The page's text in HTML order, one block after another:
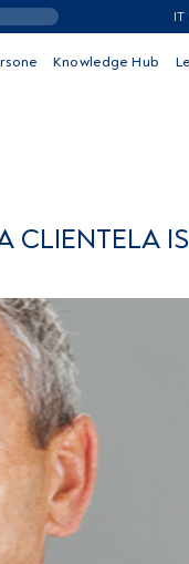
IT
Knowledge Hub
CLIENTELA